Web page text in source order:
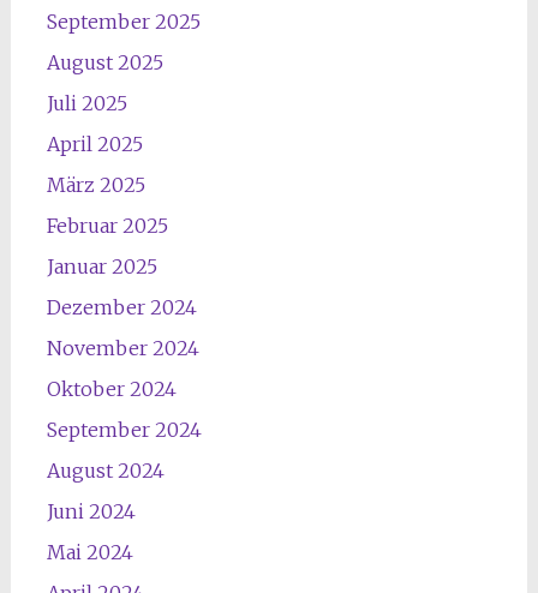
September 2025
August 2025
Juli 2025
April 2025
März 2025
Februar 2025
Januar 2025
Dezember 2024
November 2024
Oktober 2024
September 2024
August 2024
Juni 2024
Mai 2024